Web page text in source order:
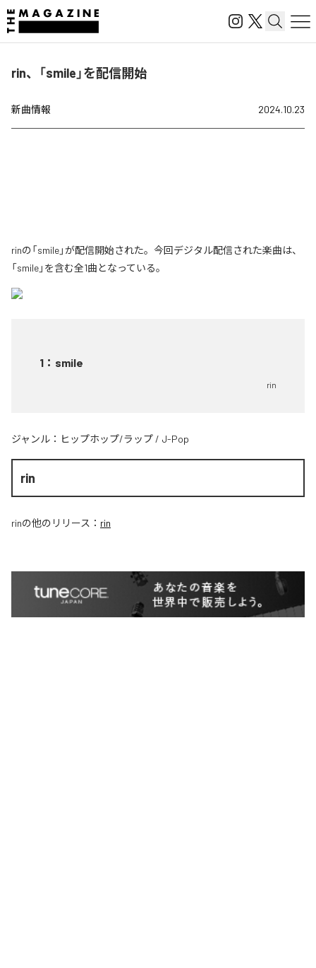
rin、「smile」を配信開始
新曲情報 2024.10.23
rinの「smile」が配信開始された。今回デジタル配信された楽曲は、
「smile」を含む全1曲となっている。
1 ： smile
rin
ジャンル： ヒップホップ/ラップ / J-Pop
rin
rinの他のリリース： rin